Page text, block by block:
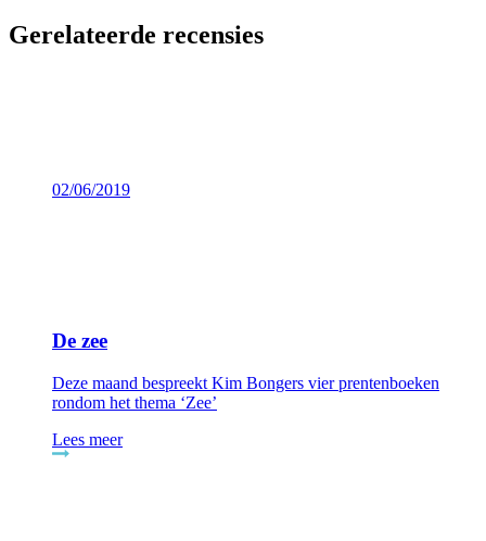
Gerelateerde recensies
02/06/2019
De zee
Deze maand bespreekt Kim Bongers vier prentenboeken
rondom het thema ‘Zee’
Lees meer